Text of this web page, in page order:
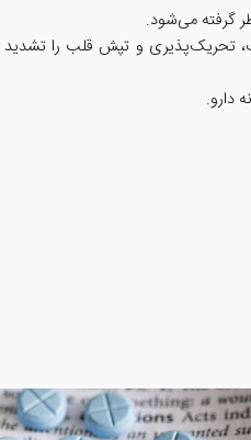
تحریک‌پذیری و تپش قلب را
دارو.